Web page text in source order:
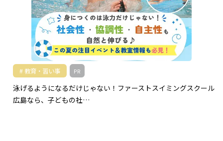
教育・習い事 PR
泳げるようになるだけじゃない！ファーストスイミングスクール
広島なら、子どもの社…